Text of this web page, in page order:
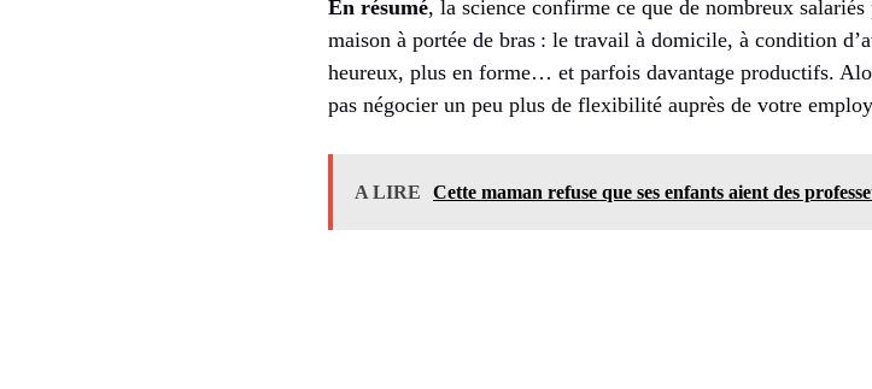
En résumé, la science confirme ce que de nombreux
maison à portée de bras : le travail à domicile, à condition
heureux, plus en forme… et parfois davantage productifs.
pas négocier un peu plus de flexibilité auprès de votre
A LIRE Cette maman refuse que ses enfants aient des